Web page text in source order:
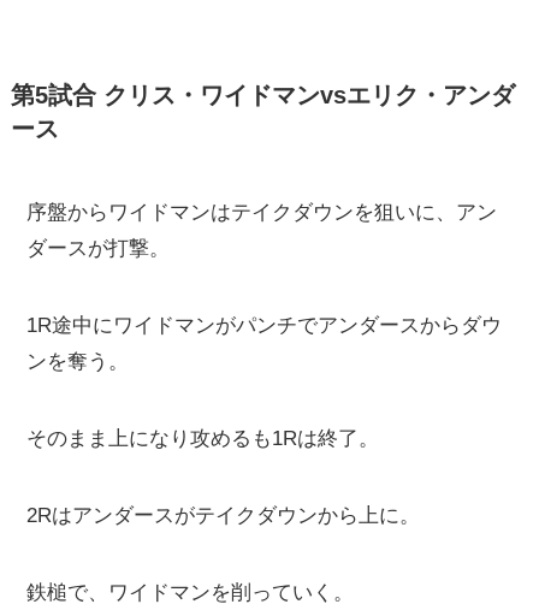
第5試合 クリス・ワイドマンvsエリク・アンダ
ース
序盤からワイドマンはテイクダウンを狙いに、アン
ダースが打撃。
1R途中にワイドマンがパンチでアンダースからダウ
ンを奪う。
そのまま上になり攻めるも1Rは終了。
2Rはアンダースがテイクダウンから上に。
鉄槌で、ワイドマンを削っていく。